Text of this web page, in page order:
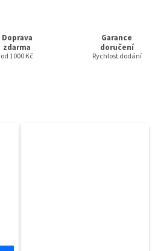
Doprava
zdarma
od 1000 Kč
Garance
doručení
Rychlost dodání